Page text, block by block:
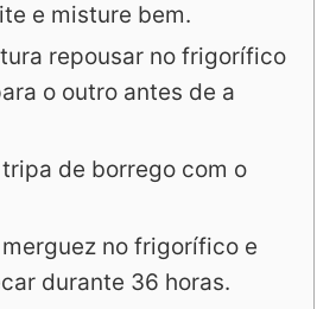
e misture bem.
repousar no frigorífico
o outro antes de a
de borrego com o
no frigorífico e
durante 36 horas.